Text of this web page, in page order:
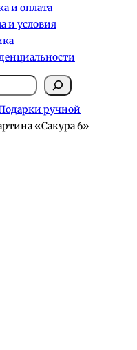
и оплата
и условия
ручной
«Сакура 6»